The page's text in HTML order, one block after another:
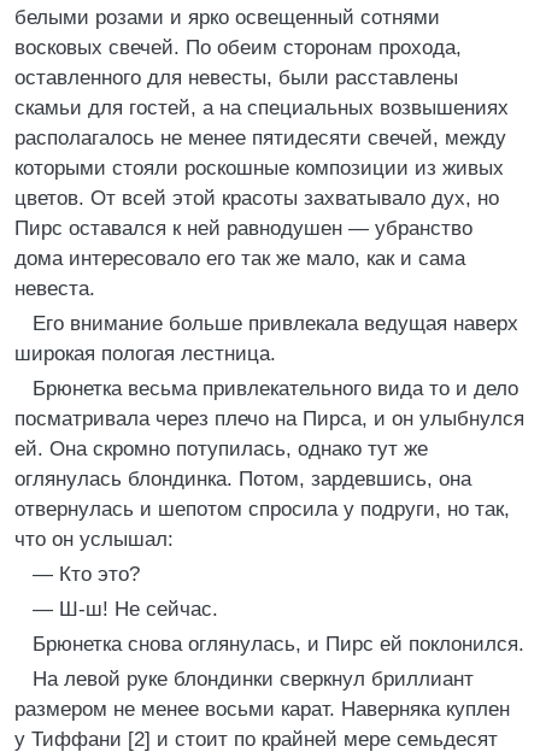
белыми розами и ярко освещенный сотнями
восковых свечей. По обеим сторонам прохода,
оставленного для невесты, были расставлены
скамьи для гостей, а на специальных возвышениях
располагалось не менее пятидесяти свечей, между
которыми стояли роскошные композиции из живых
цветов. От всей этой красоты захватывало дух, но
Пирс оставался к ней равнодушен — убранство
дома интересовало его так же мало, как и сама
невеста.
Его внимание больше привлекала ведущая наверх
широкая пологая лестница.
Брюнетка весьма привлекательного вида то и дело
посматривала через плечо на Пирса, и он улыбнулся
ей. Она скромно потупилась, однако тут же
оглянулась блондинка. Потом, зардевшись, она
отвернулась и шепотом спросила у подруги, но так,
что он услышал:
— Кто это?
— Ш‑ш! Не сейчас.
Брюнетка снова оглянулась, и Пирс ей поклонился.
На левой руке блондинки сверкнул бриллиант
размером не менее восьми карат. Наверняка куплен
у Тиффани [2] и стоит по крайней мере семьдесят